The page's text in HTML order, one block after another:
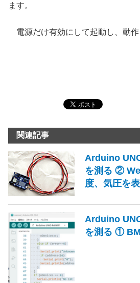
ます。
電源だけ有効にして起動し、動作
関連記事
Arduino
を測る ②
度、気圧を
Arduino
を測る ①